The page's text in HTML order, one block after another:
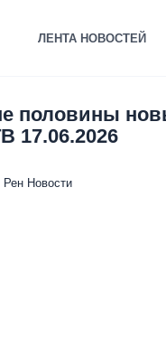
ЛЕНТА НОВОСТЕЙ
половины
17.06.2026
Рен Новости